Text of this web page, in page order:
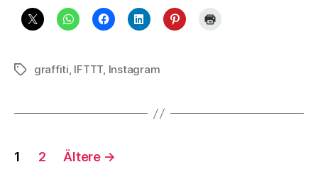
Schlagwörter
graffiti, IFTTT, Instagram
Seitennummerierung
1 2 Ältere →